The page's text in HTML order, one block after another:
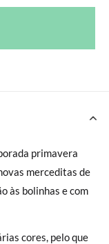
primavera
merceditas de
às bolinhas e com
cores, pelo que